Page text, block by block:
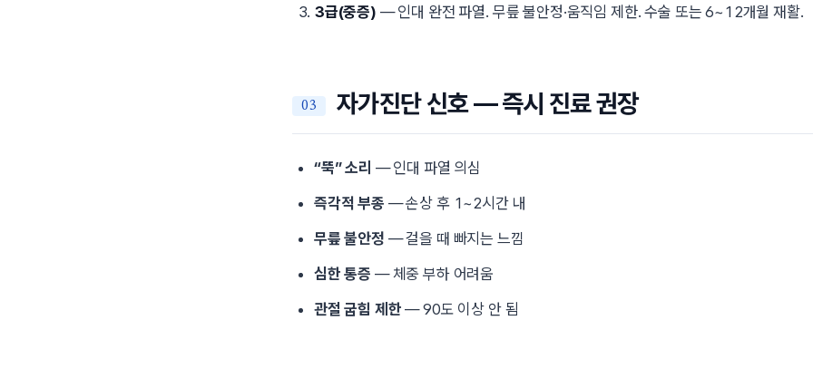
3급(중증) — 인대 완전 파열. 무릎 불안정·움직임 제한. 수술 또는 6~12개월 재활.
자가진단 신호 — 즉시 진료 권장
“뚝” 소리 — 인대 파열 의심
즉각적 부종 — 손상 후 1~2시간 내
무릎 불안정 — 걸을 때 빠지는 느낌
심한 통증 — 체중 부하 어려움
관절 굽힘 제한 — 90도 이상 안 됨